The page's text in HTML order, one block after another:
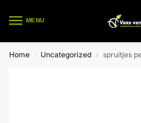
MENU
Home / Uncategorized / spruitjes